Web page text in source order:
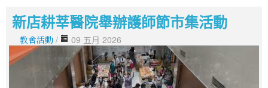
新店耕莘醫院舉辦護師節市集活動
教會活動 / 09 五月 2026